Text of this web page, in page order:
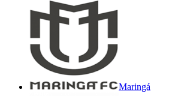
Maringá